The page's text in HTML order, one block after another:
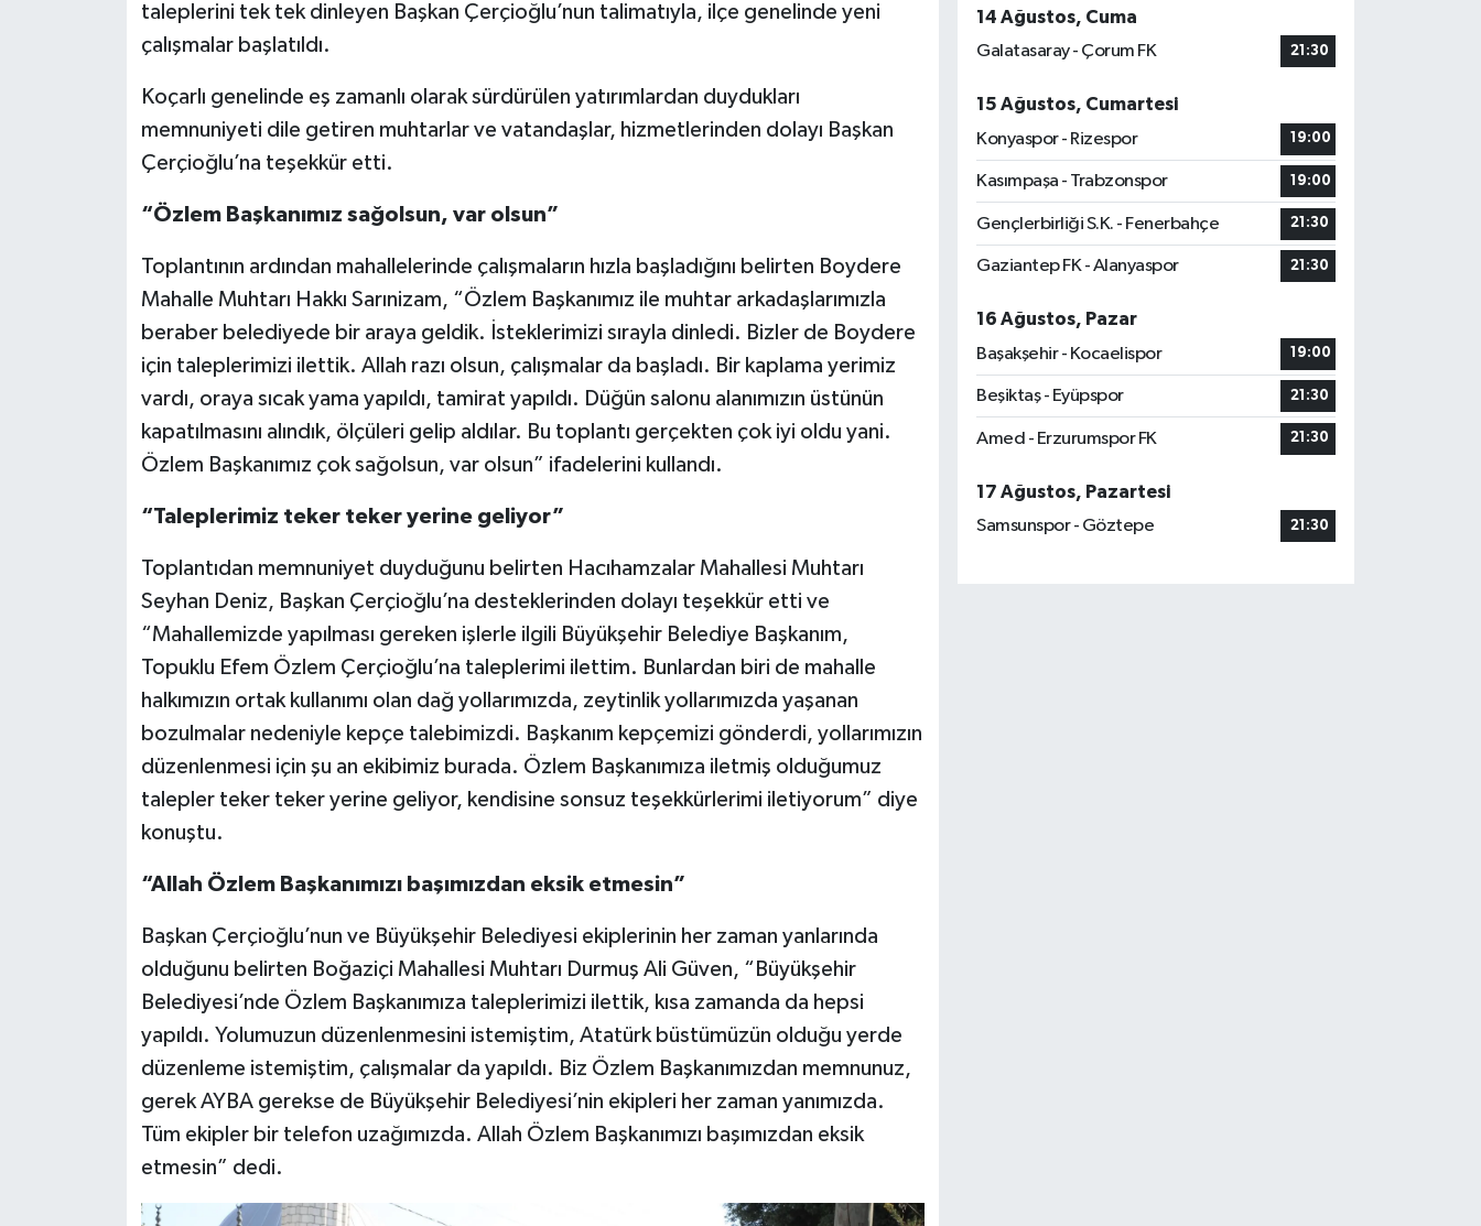
taleplerini tek tek dinleyen Başkan Çerçioğlu’nun talimatıyla, ilçe genelinde yeni
çalışmalar başlatıldı.
Koçarlı genelinde eş zamanlı olarak sürdürülen yatırımlardan duydukları
memnuniyeti dile getiren muhtarlar ve vatandaşlar, hizmetlerinden dolayı Başkan
Çerçioğlu’na teşekkür etti.
“Özlem Başkanımız sağolsun, var olsun”
Toplantının ardından mahallelerinde çalışmaların hızla başladığını belirten Boydere
Mahalle Muhtarı Hakkı Sarınizam, “Özlem Başkanımız ile muhtar arkadaşlarımızla
beraber belediyede bir araya geldik. İsteklerimizi sırayla dinledi. Bizler de Boydere
için taleplerimizi ilettik. Allah razı olsun, çalışmalar da başladı. Bir kaplama yerimiz
vardı, oraya sıcak yama yapıldı, tamirat yapıldı. Düğün salonu alanımızın üstünün
kapatılmasını alındık, ölçüleri gelip aldılar. Bu toplantı gerçekten çok iyi oldu yani.
Özlem Başkanımız çok sağolsun, var olsun” ifadelerini kullandı.
“Taleplerimiz teker teker yerine geliyor”
Toplantıdan memnuniyet duyduğunu belirten Hacıhamzalar Mahallesi Muhtarı
Seyhan Deniz, Başkan Çerçioğlu’na desteklerinden dolayı teşekkür etti ve
“Mahallemizde yapılması gereken işlerle ilgili Büyükşehir Belediye Başkanım,
Topuklu Efem Özlem Çerçioğlu’na taleplerimi ilettim. Bunlardan biri de mahalle
halkımızın ortak kullanımı olan dağ yollarımızda, zeytinlik yollarımızda yaşanan
bozulmalar nedeniyle kepçe talebimizdi. Başkanım kepçemizi gönderdi, yollarımızın
düzenlenmesi için şu an ekibimiz burada. Özlem Başkanımıza iletmiş olduğumuz
talepler teker teker yerine geliyor, kendisine sonsuz teşekkürlerimi iletiyorum” diye
konuştu.
“Allah Özlem Başkanımızı başımızdan eksik etmesin”
Başkan Çerçioğlu’nun ve Büyükşehir Belediyesi ekiplerinin her zaman yanlarında
olduğunu belirten Boğaziçi Mahallesi Muhtarı Durmuş Ali Güven, “Büyükşehir
Belediyesi’nde Özlem Başkanımıza taleplerimizi ilettik, kısa zamanda da hepsi
yapıldı. Yolumuzun düzenlenmesini istemiştim, Atatürk büstümüzün olduğu yerde
düzenleme istemiştim, çalışmalar da yapıldı. Biz Özlem Başkanımızdan memnunuz,
gerek AYBA gerekse de Büyükşehir Belediyesi’nin ekipleri her zaman yanımızda.
Tüm ekipler bir telefon uzağımızda. Allah Özlem Başkanımızı başımızdan eksik
etmesin” dedi.
14 Ağustos, Cuma
Galatasaray - Çorum FK
21:30
15 Ağustos, Cumartesi
Konyaspor - Rizespor
19:00
Kasımpaşa - Trabzonspor 19:00
Gençlerbirliği S.K. - Fenerbahçe 21:30
Gaziantep FK - Alanyaspor 21:30
16 Ağustos, Pazar
Başakşehir - Kocaelispor
19:00
Beşiktaş - Eyüpspor 21:30
Amed - Erzurumspor FK 21:30
17 Ağustos, Pazartesi
Samsunspor - Göztepe
21:30